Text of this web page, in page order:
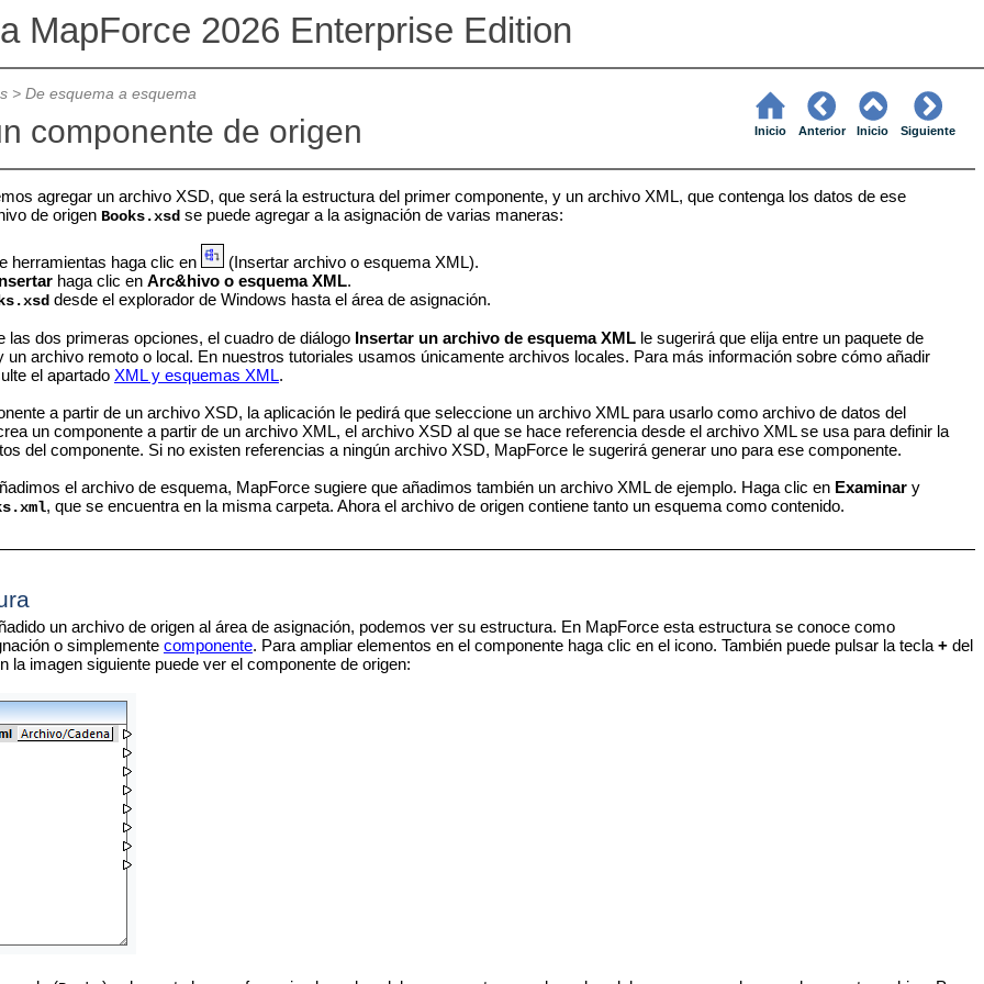
MapForce 2026 Enterprise Edition
> De esquema a esquema
componente de origen Inicio Anterior Inicio Siguiente
agregar un archivo XSD, que será la estructura del primer componente, y un archivo XML, que contenga los datos de ese
de origen Books.xsdse puede agregar a la asignación de varias maneras:
herramientas haga clic en
(Insertar archivo o esquema XML).
haga clic en Arc&hivo o esquema XML.
desde el explorador de Windows hasta el área de asignación.
las dos primeras opciones, el cuadro de diálogo Insertar un archivo de esquema XMLle sugerirá que elija entre un paquete de
un archivo remoto o local. En nuestros tutoriales usamos únicamente archivos locales. Para más información sobre cómo añadir
el apartado XML y esquemas XML.
a partir de un archivo XSD, la aplicación le pedirá que seleccione un archivo XML para usarlo como archivo de datos del
un componente a partir de un archivo XML, el archivo XSD al que se hace referencia desde el archivo XML se usa para definir la
del componente. Si no existen referencias a ningún archivo XSD, MapForce le sugerirá generar uno para ese componente.
el archivo de esquema, MapForce sugiere que añadimos también un archivo XML de ejemplo. Haga clic en Examinary
, que se encuentra en la misma carpeta. Ahora el archivo de origen contiene tanto un esquema como contenido.
un archivo de origen al área de asignación, podemos ver su estructura. En MapForce esta estructura se conoce como
o simplemente componente. Para ampliar elementos en el componente haga clic en el icono. También puede pulsar la tecla +del
la imagen siguiente puede ver el componente de origen: